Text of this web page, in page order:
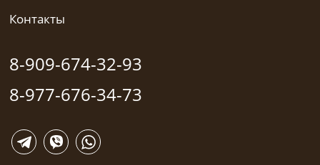
Контакты
8-909-674-32-93
8-977-676-34-73